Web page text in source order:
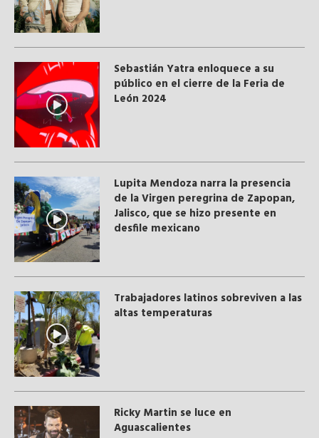
Sebastián Yatra enloquece a su
público en el cierre de la Feria de
León 2024
Lupita Mendoza narra la presencia
de la Virgen peregrina de Zapopan,
Jalisco, que se hizo presente en
desfile mexicano
Trabajadores latinos sobreviven a las
altas temperaturas
Ricky Martin se luce en
Aguascalientes